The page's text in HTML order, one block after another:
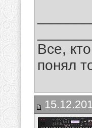
Все,
понял